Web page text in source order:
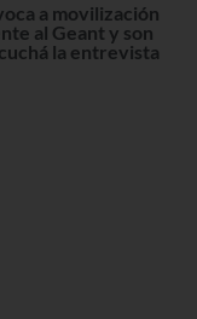
a movilización
al Geant y son
la entrevista